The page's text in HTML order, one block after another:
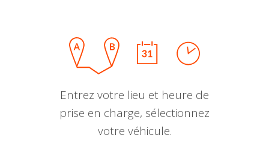
Entrez votre lieu et heure de
prise en charge, sélectionnez
votre véhicule.